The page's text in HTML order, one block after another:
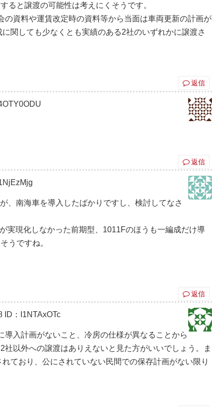
ると譲渡の可能性は考えにくそうです。
資料や運賃改定時の資料等から当面は車両更新の計画が
関しても少なくとも実績のある2社のいずれかに譲渡さ
返信
返信
、南海車を導入したばかりですし、検討してなさ
実現化しなかった前期型、1011Fのほうも一編成だけ導
うですね。
返信
ID：I1NTAxOTc
入計画がないこと、冷房の仕様が異なることから
以外への譲渡はありえないと見た方がいいでしょう。ま
ており、公にされていない民間での保存計画がない限り